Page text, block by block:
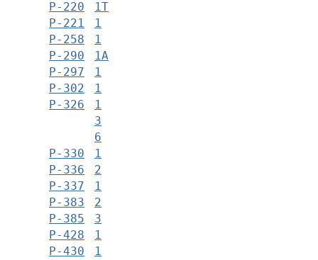
Р-220
1Т
Р-221
1
Р-258
1
Р-290
1А
Р-297
1
Р-302
1
Р-326
1
3
6
Р-330
1
Р-336
2
Р-337
1
Р-383
2
Р-385
3
Р-428
1
Р-430
1